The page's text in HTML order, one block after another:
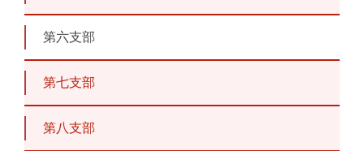
第六支部
第七支部
第八支部